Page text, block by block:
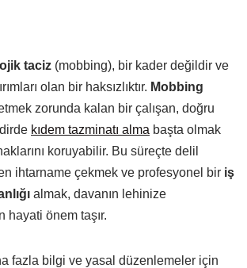
taciz (mobbing), bir kader değildir ve
olan bir haksızlıktır. Mobbing
zorunda kalan bir çalışan, doğru
kıdem tazminatı alma başta olmak
koruyabilir. Bu süreçte delil
ihtarname çekmek ve profesyonel bir iş
almak, davanın lehinize
hayati önem taşır.
fazla bilgi ve yasal düzenlemeler için